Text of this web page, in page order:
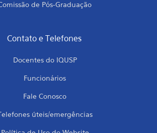
de Pós-Graduação
Contato e Telefones
Docentes do IQUSP
Funcionários
Fale Conosco
úteis/emergências